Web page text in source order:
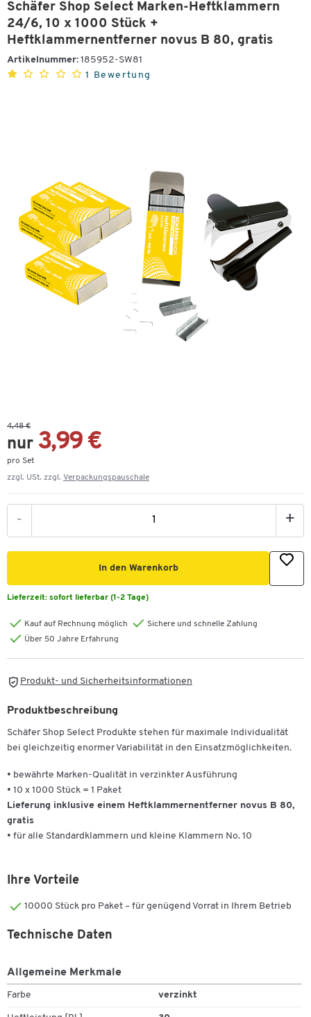
Schäfer Shop Select Marken-Heftklammern
24/6, 10 x 1000 Stück +
Heftklammernentferner novus B 80, gratis
Artikelnummer: 185952-SW81
1 Bewertung
4,48 €
nur 3,99 €
pro Set
zzgl. USt. zzgl. Verpackungspauschale
- +
In den Warenkorb
Lieferzeit: sofort lieferbar (1-2 Tage)
Kauf auf Rechnung möglich
Sichere und schnelle Zahlung
Über 50 Jahre Erfahrung
Produkt- und Sicherheitsinformationen
Produktbeschreibung
Schäfer Shop Select Produkte stehen für maximale Individualität
bei gleichzeitig enormer Variabilität in den Einsatzmöglichkeiten.
• bewährte Marken-Qualität in verzinkter Ausführung
• 10 x 1000 Stück = 1 Paket
Lieferung inklusive einem Heftklammernentferner novus B 80,
gratis
• für alle Standardklammern und kleine Klammern No. 10
Ihre Vorteile
10000 Stück pro Paket – für genügend Vorrat in Ihrem Betrieb
Technische Daten
Allgemeine Merkmale
Farbe verzinkt